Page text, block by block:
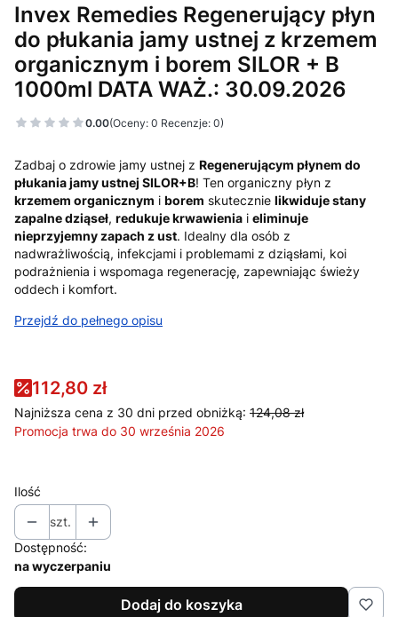
Invex Remedies Regenerujący płyn
do płukania jamy ustnej z krzemem
organicznym i borem SILOR + B
1000ml DATA WAŻ.: 30.09.2026
0.00(Oceny: 0 Recenzje: 0)
Zadbaj o zdrowie jamy ustnej z Regenerującym płynem do
płukania jamy ustnej SILOR+B! Ten organiczny płyn z
krzemem organicznym i borem skutecznie likwiduje stany
zapalne dziąseł, redukuje krwawienia i eliminuje
nieprzyjemny zapach z ust. Idealny dla osób z
nadwrażliwością, infekcjami i problemami z dziąsłami, koi
podrażnienia i wspomaga regenerację, zapewniając świeży
oddech i komfort.
Przejdź do pełnego opisu
112,80 zł
Najniższa cena z 30 dni przed obniżką: 124,08 zł
Promocja trwa do 30 września 2026
Ilość
szt.
Dostępność:
na wyczerpaniu
Dodaj do koszyka